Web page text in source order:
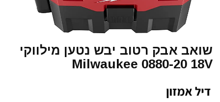
שואב אבק רטוב יבש נטען מילווקי
Milwaukee 0880-20 18V